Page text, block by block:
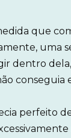
que
uma
dentro
conseguia
perfeito